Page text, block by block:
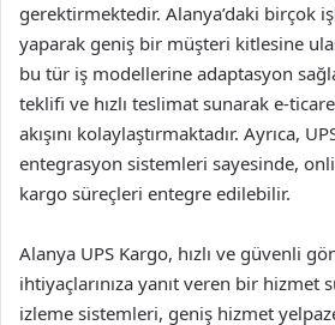
gerektirmektedir. Alanya’daki birçok
yaparak geniş bir müşteri kitlesine
bu tür iş modellerine adaptasyon
teklifi ve hızlı teslimat sunarak e-
akışını kolaylaştırmaktadır. Ayrıca,
entegrasyon sistemleri sayesinde,
kargo süreçleri entegre edilebilir.
Alanya UPS Kargo, hızlı ve güvenli
ihtiyaçlarınıza yanıt veren bir hizmet
izleme sistemleri, geniş hizmet